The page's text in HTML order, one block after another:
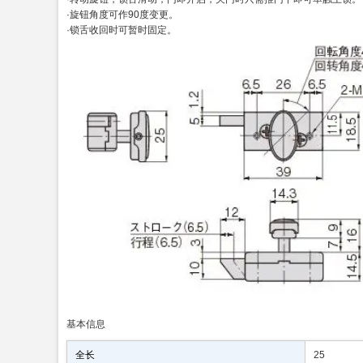
·旋钮角度可作90度变更。
·锁舌收回时可暂时固定。
基本信息
全长 25